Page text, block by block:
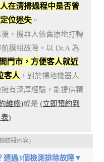
在清掃過程中是否曾
位迷失 。
，機器人依舊原地打轉
模組故障。以 Dr.A 為
門市，方便客人就近
客人，對於掃地機器人
有深厚經驗，能提供精
維修)或是(立即預約到
)
該段內容)
透過3個檢測排除故障▼